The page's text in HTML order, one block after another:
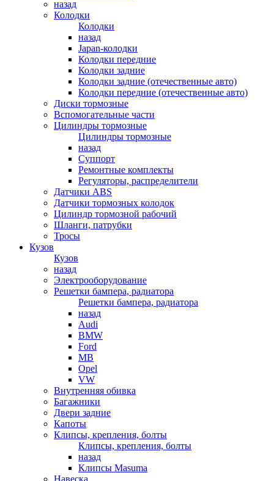
назад
Колодки
Колодки
назад
Japan-колодки
Колодки передние
Колодки задние
Колодки задние (отечественные авто)
Колодки передние (отечественные авто)
Диски тормозные
Вспомогательные части
Цилиндры тормозные
Цилиндры тормозные
назад
Суппорт
Ремонтные комплекты
Регуляторы, распределители
Датчики ABS
Датчики тормозных колодок
Цилиндр тормозной рабочий
Шланги, патрубки
Тросы
Кузов
Кузов
назад
Электрооборудование
Решетки бампера, радиатора
Решетки бампера, радиатора
назад
Audi
BMW
Ford
MB
Opel
VW
Внутренняя обивка
Багажники
Двери задние
Капоты
Клипсы, крепления, болты
Клипсы, крепления, болты
назад
Клипсы Masuma
Навеска